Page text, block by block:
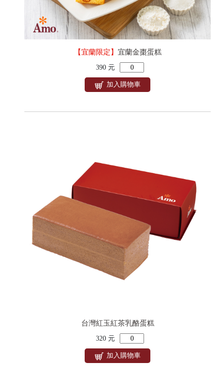
【宜蘭限定】 宜蘭金棗蛋糕
390 元
加入購物車
台灣紅玉紅茶乳酪蛋糕
320 元
加入購物車